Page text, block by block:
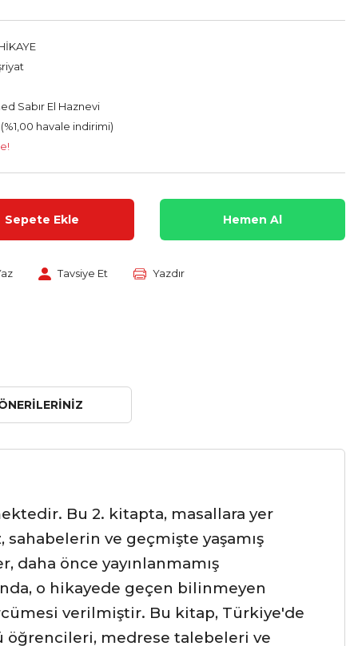
Sabır El Haznevi
havale indirimi)
Sepete Ekle Hemen Al
Tavsiye Et Yazdır
Bu 2. kitapta, masallara yer
ve geçmişte yaşamış
daha önce yayınlanmamış
o hikayede geçen bilinmeyen
verilmiştir. Bu kitap, Türkiye'de
öğrencileri, medrese talebeleri ve